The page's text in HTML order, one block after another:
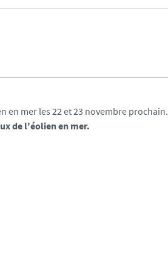
en mer les 22 et 23 novembre prochain.
de l'éolien en mer.